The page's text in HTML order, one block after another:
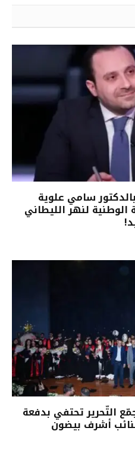
سامي علوية
الوطنية لنهر الليطاني
التّحرير تحتفي بدفعة
أشرف بيضون